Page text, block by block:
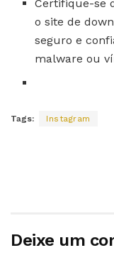
Certifique-se
o site de
seguro e
malware ou
Tags: Instagram
Deixe um